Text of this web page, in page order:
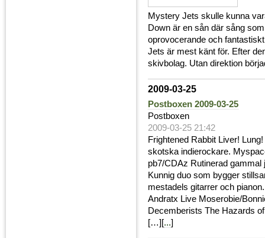
Mystery Jets skulle kunna
Down är en sån där sång
oprovocerande och
Jets är mest känt för. Efter
skivbolag. Utan direktion
2009-03-25
Postboxen 2009-03-25
Postboxen
2009-03-25 21:42
Frightened Rabbit Liver!
skotska indierockare.
pb7/CDAz Rutinerad
Kunnig duo som bygger
mestadels gitarrer och
Andratx Live Moserobie/
Decemberists The Hazards
[…][...]